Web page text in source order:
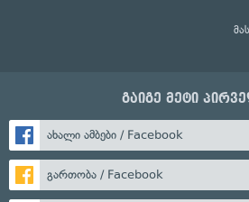
გაიგე მეტი
ახალი ამბები / Facebook
გართობა / Facebook